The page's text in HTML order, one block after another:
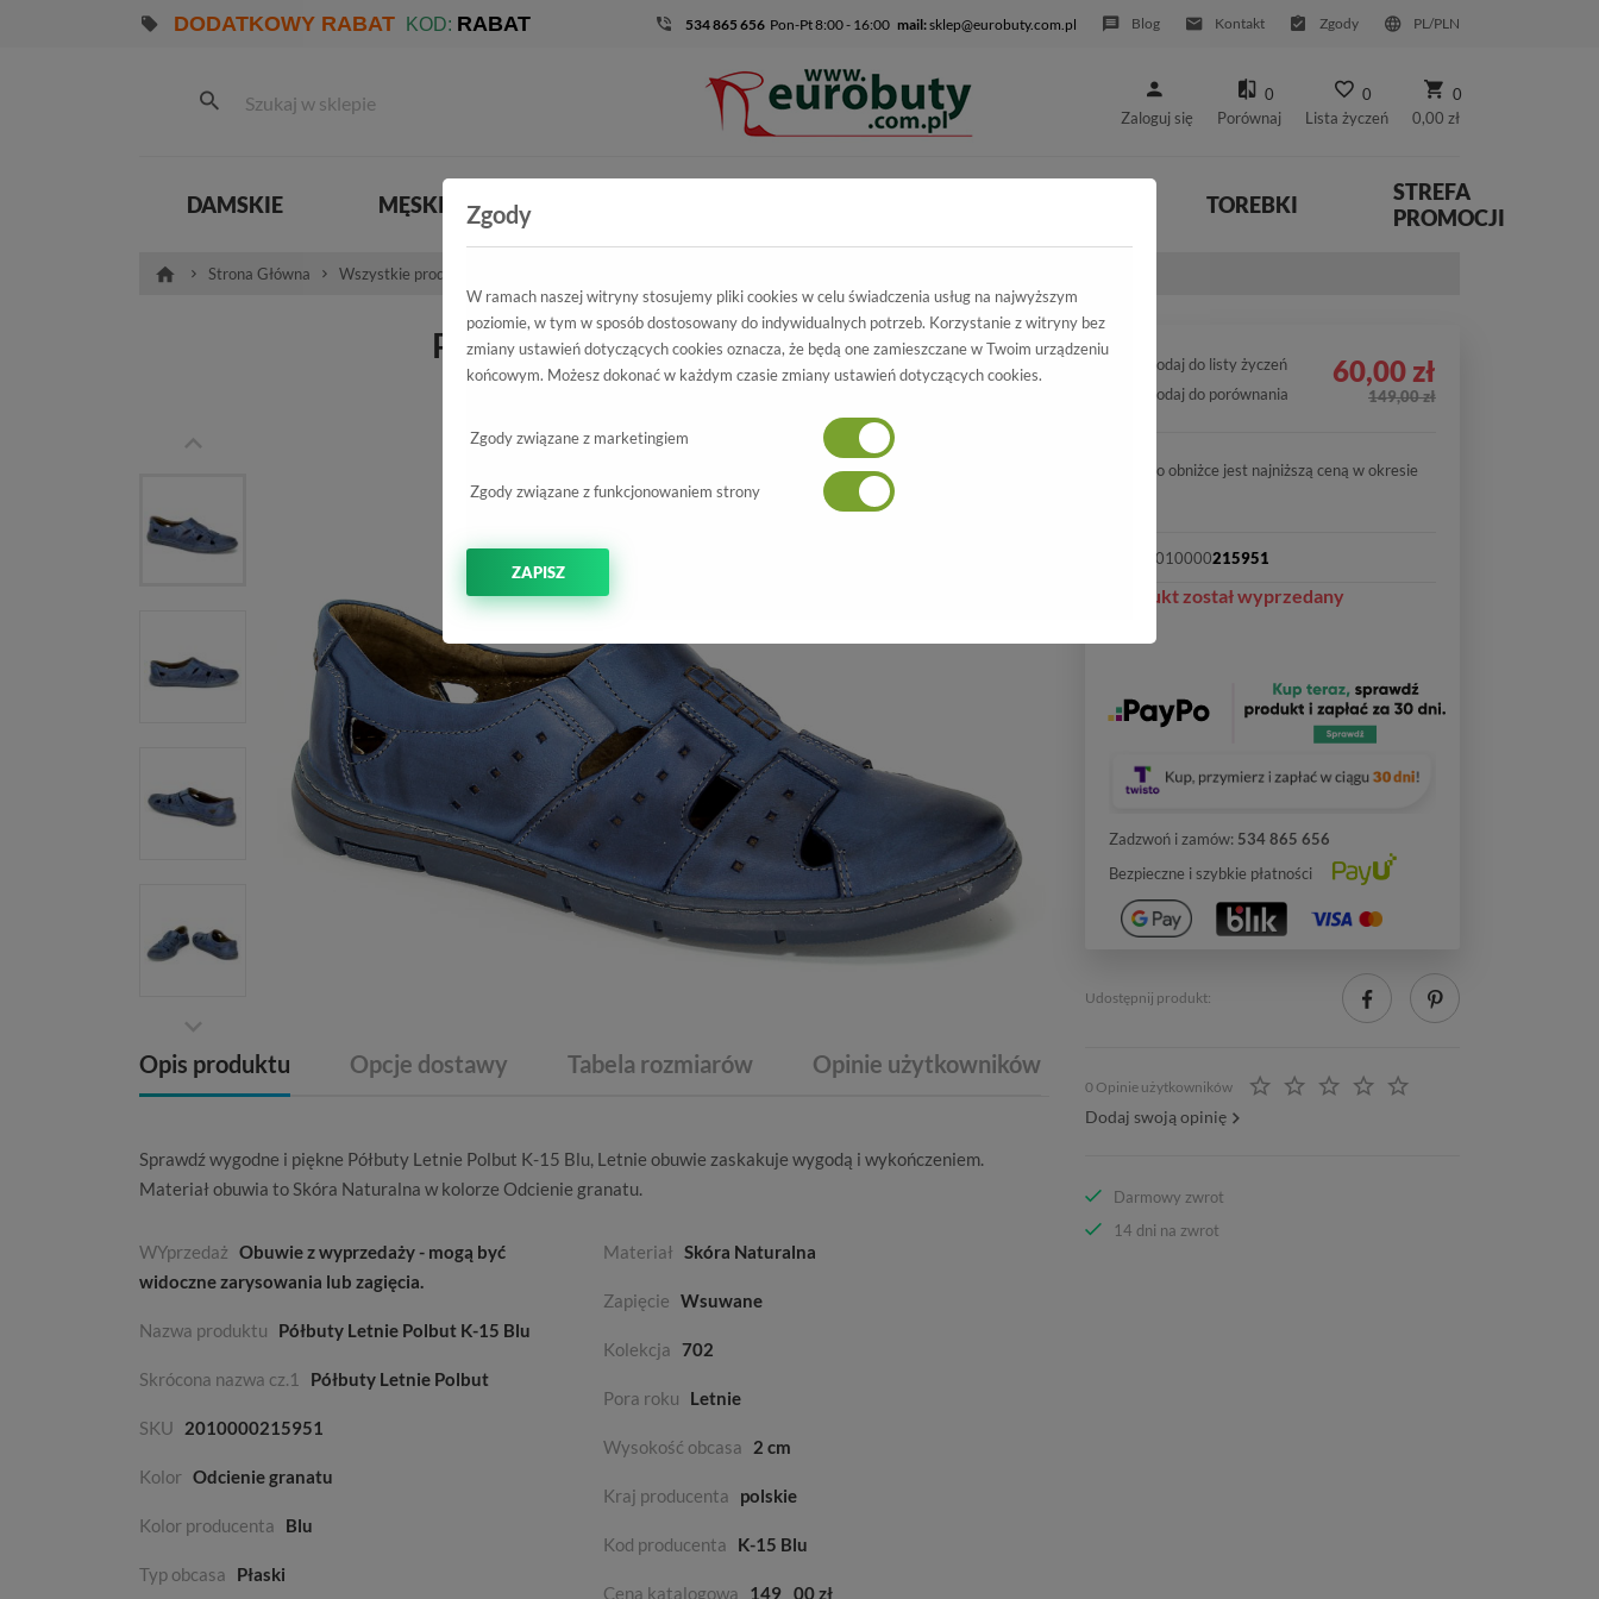
DODATKOWY RABAT KOD: RABAT 534 865 656 Pon-Pt 8:00 - 16:00 mail:sklep@eurobuty.com.pl Blog Kontakt Zgody PL/PLN
Zaloguj się
0
Porównaj
0
Lista życzeń
0
0,00 zł
DAMSKIE MĘSKIE TOREBKI
STREFA
PROMOCJI
Strona Główna Wszystkie produkty
Półbuty Letnie Polbut
K-15 Blu
-60%
Opis produktu Opcje dostawy Tabela rozmiarów Opinie użytkowników
Sprawdź wygodne i piękne Półbuty Letnie Polbut K-15 Blu, Letnie obuwie zaskakuje wygodą i wykończeniem.
Materiał obuwia toSkóra Naturalna w kolorze Odcienie granatu.
WYprzedaż Obuwie z wyprzedaży - mogą być
widoczne zarysowania lub zagięcia.
Nazwa produktu Półbuty Letnie Polbut K-15 Blu
Skrócona nazwa cz.1 Półbuty Letnie Polbut
SKU 2010000215951
Kolor Odcienie granatu
Kolor producenta Blu
Typ obcasa Płaski
Materiał Skóra Naturalna
Zapięcie Wsuwane
Kolekcja 702
Pora roku Letnie
Wysokość obcasa 2 cm
Kraj producenta polskie
Kod producenta K-15 Blu
Cena katalogowa 149 00 zł
Dodaj do listy życzeń
Dodaj do porównania
60,00 zł
149,00 zł
Cena po obniżce jest najniższą ceną w okresie
2010000215951
Produkt został wyprzedany
Zadzwoń i zamów: 534 865 656
Bezpieczne i szybkie płatności
Udostępnij produkt:
0 Opinie użytkowników
Dodaj swoją opinię
Darmowy zwrot
14 dni na zwrot
Zgody
W ramach naszej witryny stosujemy pliki cookies w celu świadczenia usług na najwyższym
poziomie, w tym w sposób dostosowany do indywidualnych potrzeb. Korzystanie z witryny bez
zmiany ustawień dotyczących cookies oznacza, że będą one zamieszczane w Twoim urządzeniu
końcowym. Możesz dokonać w każdym czasie zmiany ustawień dotyczących cookies.
Zgody związane z marketingiem
Zgody związane z funkcjonowaniem strony
ZAPISZ